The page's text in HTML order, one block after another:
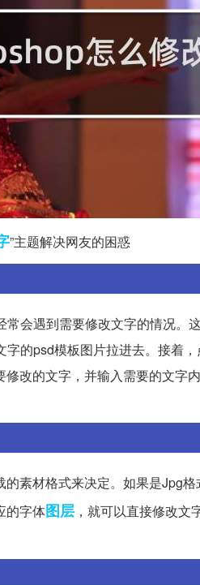
”主题解决网友的困惑
常会遇到需要修改文字的情况
的psd模板图片拉进去。接着
改的文字，并输入需要的文字
素材格式来决定。如果是Jpg
的字体图层 ，就可以直接修改